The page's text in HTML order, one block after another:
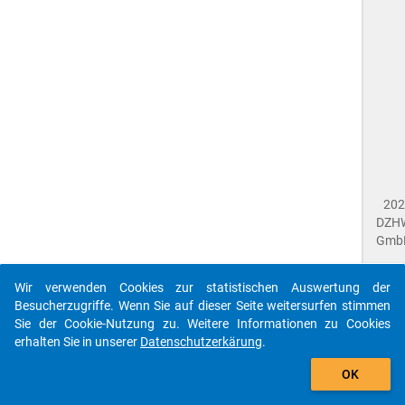
Wir verwenden Cookies zur statistischen Auswertung der
Besucherzugriffe. Wenn Sie auf dieser Seite weitersurfen stimmen
Sie der Cookie-Nutzung zu. Weitere Informationen zu Cookies
erhalten Sie in unserer Datenschutzerkärung.
OK